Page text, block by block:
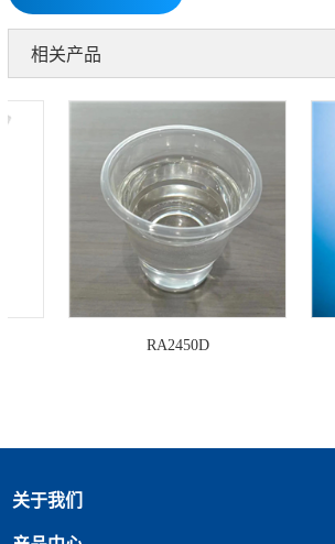
相关产品
RA2450D
关于我们